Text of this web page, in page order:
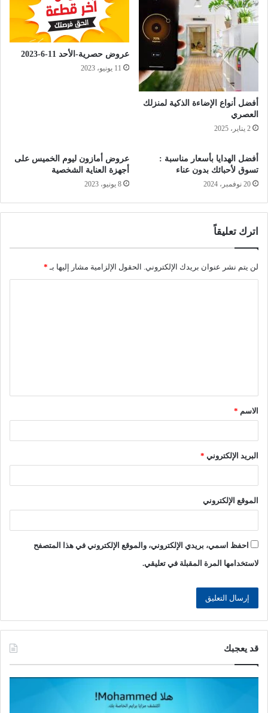
أفضل أنواع الإضاءة الذكية لمنزلك
العصري
2 يناير، 2025
عروض حصرية-الأحد 11-6-2023
11 يونيو، 2023
أفضل الهدايا بأسعار مناسبة :
تسوق لأحبائك بدون عناء
20 نوفمبر، 2024
عروض أمازون ليوم الخميس على
أجهزة العناية الشخصية
8 يونيو، 2023
اترك تعليقاً
لن يتم نشر عنوان بريدك الإلكتروني. الحقول الإلزامية مشار إليها بـ *
ق
*الاسم *
البريد الإلكتروني *
الموقع الإلكتروني
احفظ اسمي، بريدي الإلكتروني، والموقع الإلكتروني في هذا المتصفح
لاستخدامها المرة المقبلة في تعليقي.
قد يعجبك